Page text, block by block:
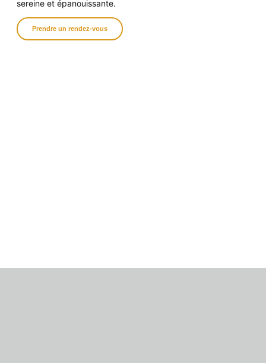
sereine et épanouissante.
Prendre un rendez-vous